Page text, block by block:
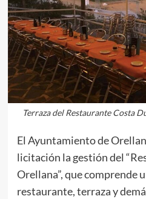
Terraza del Restaurante Costa
El Ayuntamiento de
licitación la gestión del
Orellana”, que comprende
restaurante, terraza y